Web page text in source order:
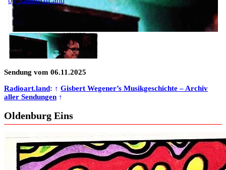
Sendung vom 06.11.2025
Radioart.land: ↑ Gisbert Wegener’s Musikgeschichte – Archiv
aller Sendungen ↑
Oldenburg Eins